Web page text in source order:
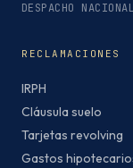
DESPACHO
RECLAMACIONES
IRPH
Cláusula suelo
Tarjetas revolving
Gastos